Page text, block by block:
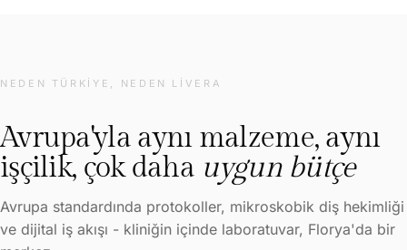
NEDEN TÜRKIYE, NEDEN LIVERA
Avrupa'yla aynı malzeme, aynı
işçilik, çok daha uygun bütçe
Avrupa standardında protokoller, mikroskobik diş hekimliği
ve dijital iş akışı - kliniğin içinde laboratuvar, Florya'da bir